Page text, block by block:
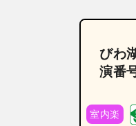
びわ
演番
室内楽